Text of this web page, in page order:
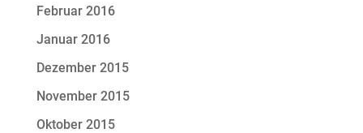
Februar 2016
Januar 2016
Dezember 2015
November 2015
Oktober 2015